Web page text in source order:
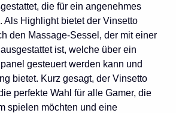
die für ein angenehmes
Als Highlight bietet der Vinsetto
den Massage-Sessel, der mit einer
ist, welche über ein
gesteuert werden kann und
bietet. Kurz gesagt, der Vinsetto
perfekte Wahl für alle Gamer, die
spielen möchten und eine